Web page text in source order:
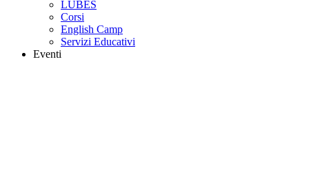
LUBES
Corsi
English Camp
Servizi Educativi
Eventi